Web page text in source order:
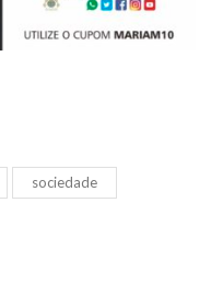
sociedade